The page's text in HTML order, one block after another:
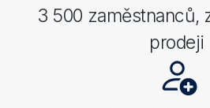
3 500 zaměstnanců,
prodeji